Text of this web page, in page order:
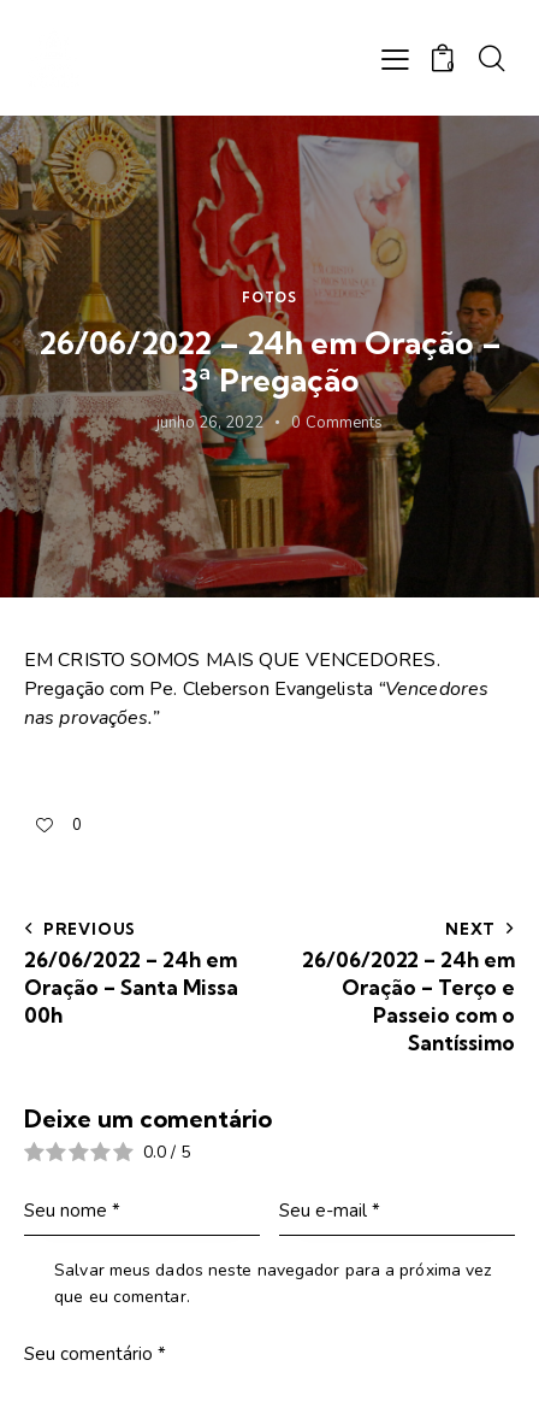
0
FOTOS
26/06/2022 – 24h em Oração –
3ª Pregação
junho 26, 2022 0 Comments
EM CRISTO SOMOS MAIS QUE VENCEDORES.
Pregação com Pe. Cleberson Evangelista “Vencedores
nas provações.”
0
PREVIOUS
26/06/2022 – 24h em
Oração – Santa Missa
00h
NEXT
26/06/2022 – 24h em
Oração – Terço e
Passeio com o
Santíssimo
Deixe um comentário
0.0 / 5
Salvar meus dados neste navegador para a próxima vez
que eu comentar.